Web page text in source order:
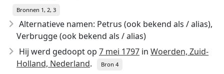
Bronnen 1, 2, 3
Alternatieve namen: Petrus (ook bekend als / alias),
Verbrugge (ook bekend als / alias)
Hij werd gedoopt op 7 mei 1797 in Woerden, Zuid-
Holland, Nederland. Bron 4